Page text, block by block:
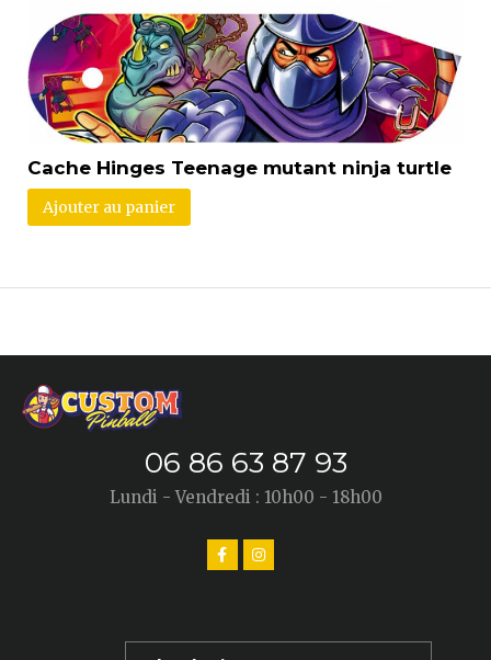
Cache Hinges Teenage mutant ninja turtle
Ajouter au panier
06 86 63 87 93
Lundi - Vendredi : 10h00 - 18h00